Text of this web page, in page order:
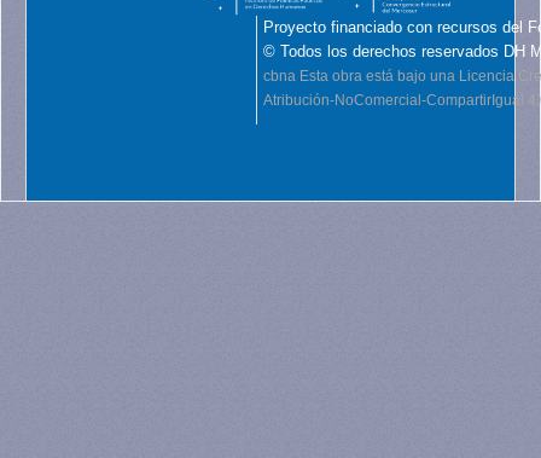
Proyecto financiado con recursos del
© Todos los derechos reservados DH
cbna Esta obra está bajo una Licencia
Atribución-NoComercial-CompartirIgual